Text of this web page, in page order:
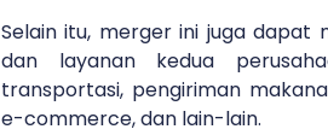
Selain itu, merger ini juga dapat
dan layanan kedua
transportasi, pengiriman
e-commerce, dan lain-lain.